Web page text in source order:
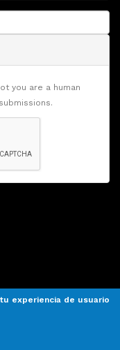
you are a human
experiencia de usuario